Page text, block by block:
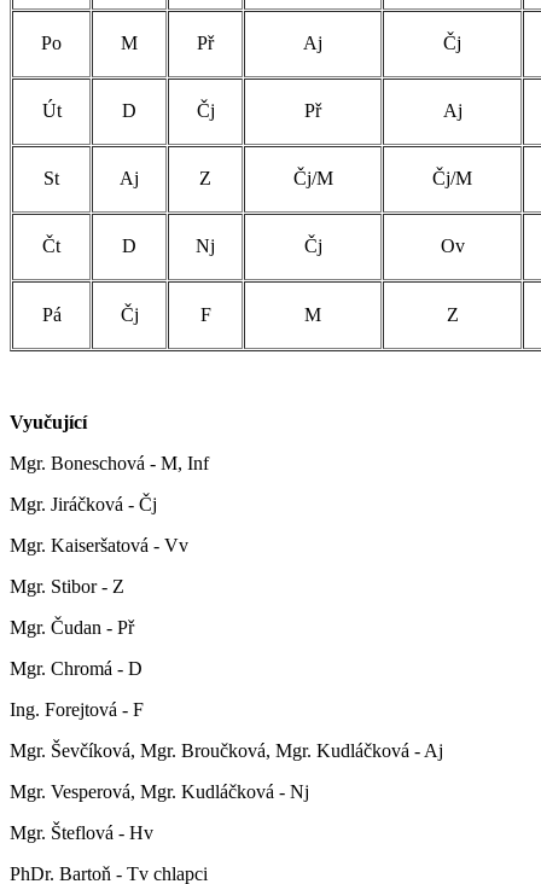
Po M Př Aj Čj
Út D Čj Př Aj
St Aj Z Čj/M Čj/M
Čt D Nj Čj Ov
Pá Čj F M Z
Vyučující
Mgr. Boneschová - M, Inf
Mgr. Jiráčková - Čj
Mgr. Kaiseršatová - Vv
Mgr. Stibor - Z
Mgr. Čudan - Př
Mgr. Chromá - D
Ing. Forejtová - F
Mgr. Ševčíková, Mgr. Broučková, Mgr. Kudláčková - Aj
Mgr. Vesperová, Mgr. Kudláčková - Nj
Mgr. Šteflová - Hv
PhDr. Bartoň - Tv chlapci